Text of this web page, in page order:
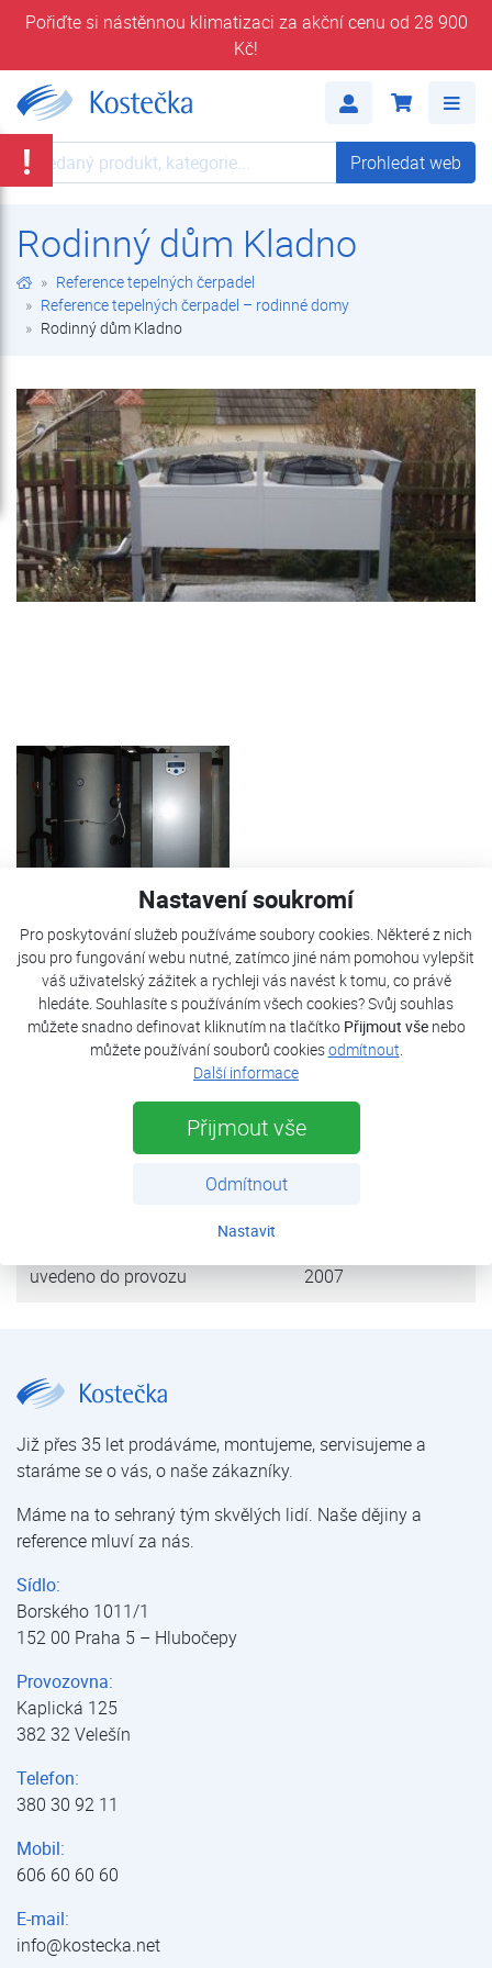
Nastavení soukromí
Pro poskytování služeb používáme soubory cookies. Některé z nich
jsou pro fungování webu nutné, zatímco jiné nám pomohou vylepšit
váš uživatelský zážitek a rychleji vás navést k tomu, co právě
hledáte. Souhlasíte s používáním všech cookies? Svůj souhlas
můžete snadno definovat kliknutím na tlačítko Přijmout všenebo
můžete používání souborů cookiesodmítnout.
Další informace
Přijmout vše
Odmítnout
Nastavit
Pořiďte si nástěnnou klimatizaci za akční cenu od 28 900
Kč!
Prohledat web Prohledat web
Rodinný dům Kladno
Reference tepelných čerpadel
Reference tepelných čerpadel – rodinné domy
Rodinný dům Kladno
TČ Kostečka je použito pro vytápění RD, ohřev bazénu a
TUV. Jako bivalentní zdroj slouží spirály v AKU nádrži.
tepelná ztráta objektu 23 kW
HP3AW 18SC
uvedeno do provozu 2007
Již přes 35 let prodáváme, montujeme, servisujeme a
staráme se o vás, o naše zákazníky.
Máme na to sehraný tým skvělých lidí. Naše dějiny a
reference mluví za nás.
Sídlo:
Borského 1011/1
152 00 Praha 5 – Hlubočepy
Provozovna:
Kaplická 125
382 32 Velešín
Telefon:
380 30 92 11
Mobil:
606 60 60 60
E-mail:
info@kostecka.net
!